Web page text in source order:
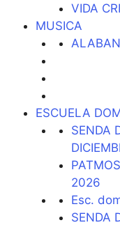
VIDA
MUSICA
ESCUELA
SENDA
2026
Esc.
SENDA